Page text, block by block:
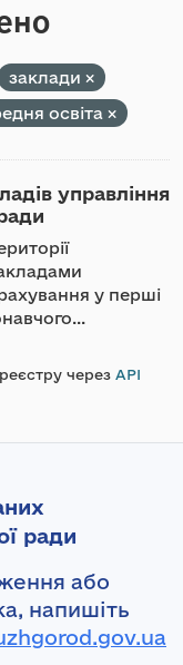
заклади
освіта
управління
у перші
через API
ради
або
напишіть